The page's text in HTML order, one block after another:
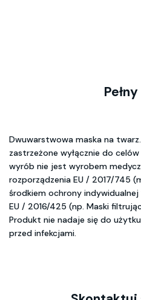
Dwuwarstwowa maska na
zastrzeżone wyłącznie do
wyrób nie jest wyrobem
rozporządzenia EU / 2017/745
środkiem ochrony
EU / 2016/425 (np. Maski
Produkt nie nadaje się do
przed infekcjami.